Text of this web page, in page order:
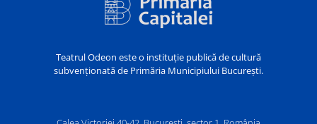
Teatrul Odeon este o instituție publică de cultură
subvenționată de Primăria Municipiului București.